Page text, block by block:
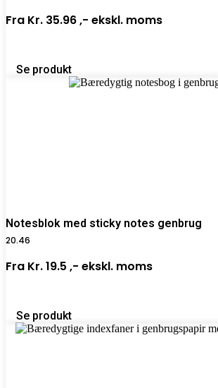
Fra Kr. 35.96 ,- ekskl. moms
Se produkt
Notesblok med sticky notes genbrug
20.46
Fra Kr. 19.5 ,- ekskl. moms
Se produkt